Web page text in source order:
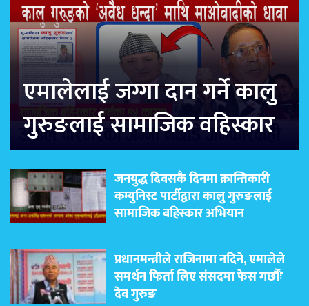
एमालेलाई जग्गा दान गर्ने कालु
गुरुङलाई सामाजिक वहिस्कार
जनयुद्ध दिवसकै दिनमा क्रान्तिकारी
कम्युनिस्ट पार्टीद्वारा कालु गुरुङलाई
सामाजिक बहिस्कार अभियान
प्रधानमन्त्रीले राजिनामा नदिने, एमालेले
समर्थन फिर्ता लिए संसदमा फेस गर्छौंः
देव गुरुङ